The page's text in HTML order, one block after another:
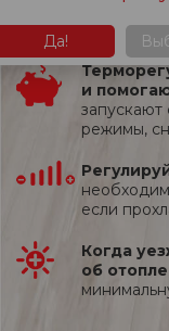
и
режимы,
если
Когда
об
Да!